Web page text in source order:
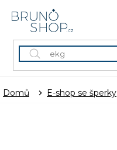
Domů E-shop se šperky